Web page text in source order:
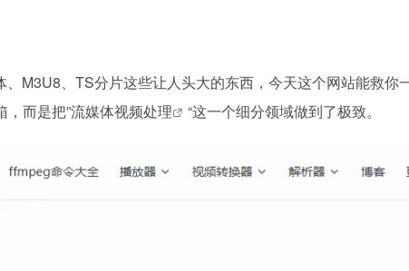
、M3U8、TS分片这些让人头大的东西，今天这个网站能救
，而是把”流媒体视频处理 “这一个细分领域做到了极致。